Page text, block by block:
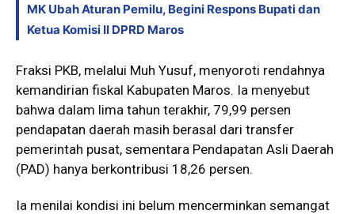
MK Ubah Aturan Pemilu, Begini Respons Bupati dan
Ketua Komisi II DPRD Maros
Fraksi PKB, melalui Muh Yusuf, menyoroti rendahnya
kemandirian fiskal Kabupaten Maros. Ia menyebut
bahwa dalam lima tahun terakhir, 79,99 persen
pendapatan daerah masih berasal dari transfer
pemerintah pusat, sementara Pendapatan Asli Daerah
(PAD) hanya berkontribusi 18,26 persen.
Ia menilai kondisi ini belum mencerminkan semangat